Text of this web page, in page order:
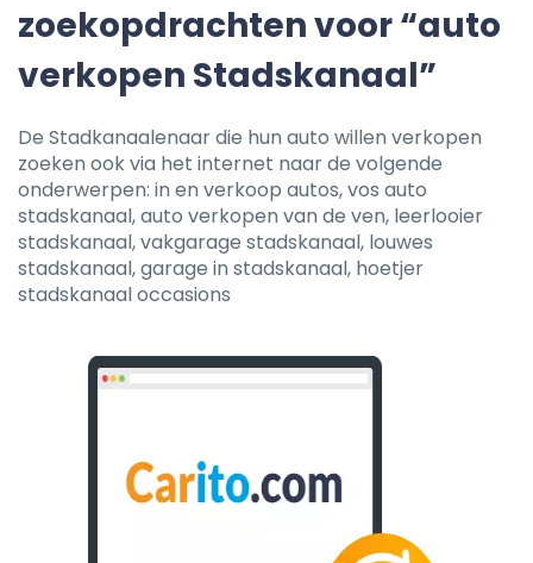
zoekopdrachten voor “auto
verkopen Stadskanaal”
De Stadkanaalenaar die hun auto willen verkopen
zoeken ook via het internet naar de volgende
onderwerpen: in en verkoop autos, vos auto
stadskanaal, auto verkopen van de ven, leerlooier
stadskanaal, vakgarage stadskanaal, louwes
stadskanaal, garage in stadskanaal, hoetjer
stadskanaal occasions